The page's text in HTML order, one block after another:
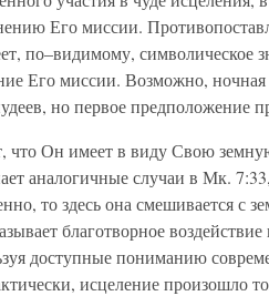
Его миссии.
по–видимому, символическое
Его миссии. Возможно,
но первое предположение
что Он имеет в виду Свою
аналогичные случаи в Мк.
то здесь она смешивается с
благотворное
доступные пониманию
исцеление произошло